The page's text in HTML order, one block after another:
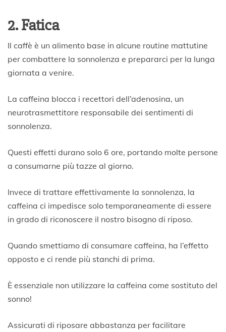
2. Fatica
Il caffè è un alimento base in alcune routine mattutine
per combattere la sonnolenza e prepararci per la lunga
giornata a venire.
La caffeina blocca i recettori dell’adenosina, un
neurotrasmettitore responsabile dei sentimenti di
sonnolenza.
Questi effetti durano solo 6 ore, portando molte persone
a consumarne più tazze al giorno.
Invece di trattare effettivamente la sonnolenza, la
caffeina ci impedisce solo temporaneamente di essere
in grado di riconoscere il nostro bisogno di riposo.
Quando smettiamo di consumare caffeina, ha l’effetto
opposto e ci rende più stanchi di prima.
È essenziale non utilizzare la caffeina come sostituto del
sonno!
Assicurati di riposare abbastanza per facilitare